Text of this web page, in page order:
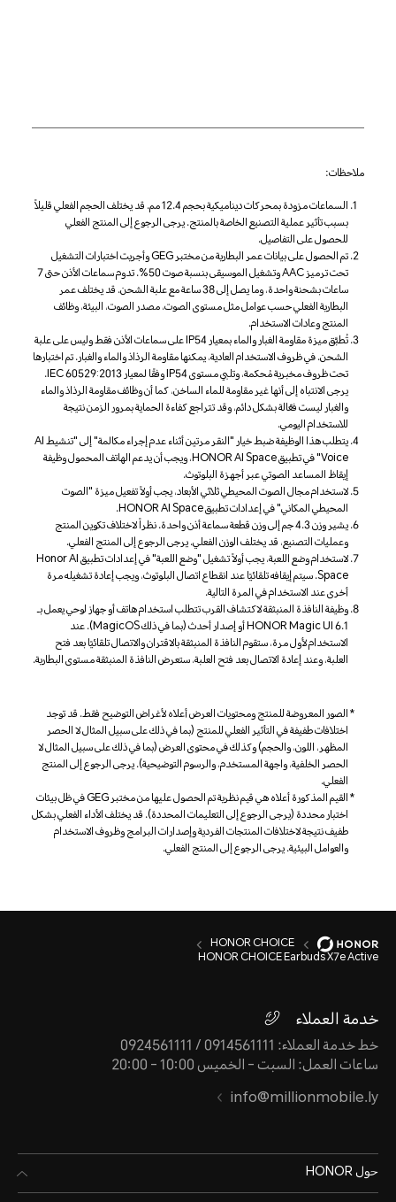
ملاحظات:
السماعات مزودة بمحركات ديناميكية بحجم 12.4 مم. قد يختلف الحجم الفعلي قليلاً
بسبب تأثير عملية التصنيع الخاصة بالمنتج. يرجى الرجوع إلى المنتج الفعلي
للحصول على التفاصيل.
تم الحصول على بيانات عمر البطارية من مختبر GEG وأجريت اختبارات التشغيل
تحت ترميز AAC وتشغيل الموسيقى بنسبة صوت 50%. تدوم سماعات الأذن حتى 7
ساعات بشحنة واحدة، وما يصل إلى 38 ساعة مع علبة الشحن. قد يختلف عمر
البطارية الفعلي حسب عوامل مثل مستوى الصوت، مصدر الصوت، البيئة، وظائف
المنتج وعادات الاستخدام.
تُطبَّق ميزة مقاومة الغبار والماء بمعيار IP54 على سماعات الأذن فقط وليس على علبة
الشحن. في ظروف الاستخدام العادية، يمكنها مقاومة الرذاذ والماء والغبار. تم اختبارها
تحت ظروف مخبرية مُحكمة، وتلبي مستوى IP54 وفقًا لمعيار IEC 60529:2013.
يرجى الانتباه إلى أنها غير مقاومة للماء الساخن، كما أن وظائف مقاومة الرذاذ والماء
والغبار ليست فعّالة بشكل دائم، وقد تتراجع كفاءة الحماية بمرور الزمن نتيجة
للاستخدام اليومي.
يتطلب هذا الوظيفة ضبط خيار "النقر مرتين أثناء عدم إجراء مكالمة" إلى "تنشيط AI
Voice" في تطبيق HONOR AI Space، ويجب أن يدعم الهاتف المحمول وظيفة
إيقاظ المساعد الصوتي عبر أجهزة البلوتوث.
لاستخدام مجال الصوت المحيطي ثلاثي الأبعاد، يجب أولاً تفعيل ميزة "الصوت
المحيطي المكاني" في إعدادات تطبيق HONOR AI Space.
يشير وزن 4.3 جم إلى وزن قطعة سماعة أذن واحدة. نظراً لاختلاف تكوين المنتج
وعمليات التصنيع، قد يختلف الوزن الفعلي. يرجى الرجوع إلى المنتج الفعلي.
لاستخدام وضع اللعبة، يجب أولاً تشغيل "وضع اللعبة" في إعدادات تطبيق Honor AI
Space. سيتم إيقافه تلقائيًا عند انقطاع اتصال البلوتوث، ويجب إعادة تشغيله مرة
أخرى عند الاستخدام في المرة التالية.
وظيفة النافذة المنبثقة لاكتشاف القرب تتطلب استخدام هاتف أو جهاز لوحي يعمل بـ
HONOR Magic UI 6.1 أو إصدار أحدث (بما في ذلك MagicOS). عند
الاستخدام لأول مرة، ستقوم النافذة المنبثقة بالاقتران والاتصال تلقائيًا بعد فتح
العلبة، وعند إعادة الاتصال بعد فتح العلبة، ستعرض النافذة المنبثقة مستوى البطارية.
الصور المعروضة للمنتج ومحتويات العرض أعلاه لأغراض التوضيح فقط. قد توجد
اختلافات طفيفة في التأثير الفعلي للمنتج (بما في ذلك على سبيل المثال لا الحصر
المظهر، اللون، والحجم) وكذلك في محتوى العرض (بما في ذلك على سبيل المثال لا
الحصر الخلفية، واجهة المستخدم، والرسوم التوضيحية). يرجى الرجوع إلى المنتج
الفعلي.
القيم المذكورة أعلاه هي قيم نظرية تم الحصول عليها من مختبر GEG في ظل بيئات
اختبار محددة (يرجى الرجوع إلى التعليمات المحددة). قد يختلف الأداء الفعلي بشكل
طفيف نتيجة لاختلافات المنتجات الفردية وإصدارات البرامج وظروف الاستخدام
والعوامل البيئية. يرجى الرجوع إلى المنتج الفعلي.
HONOR CHOICE
HONOR CHOICE Earbuds X7e Active
خدمة العملاء
خط خدمة العملاء: 0914561111 / 0924561111
ساعات العمل: السبت - الخميس 10:00 - 20:00
info@millionmobile.ly
حول HONOR